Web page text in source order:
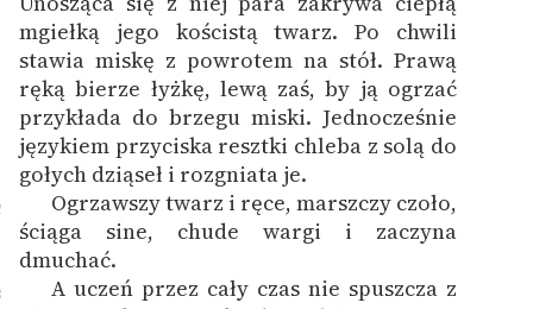
mgiełką jego kościstą twarz. Po chwili
stawia miskę z powrotem na stół. Prawą
ręką bierze łyżkę, lewą zaś, by ją ogrzać
przykłada do brzegu miski. Jednocześnie
językiem przyciska resztki chleba z solą do
gołych dziąseł i rozgniata je.
Ogrzawszy twarz i ręce, marszczy czoło,
ściąga sine, chude wargi i zaczyna
dmuchać.
A uczeń przez cały czas nie spuszcza z